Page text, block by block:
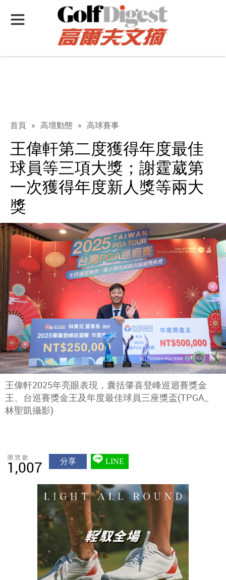
首頁 » 高壇動態 » 高球賽事
王偉軒第二度獲得年度最佳
球員等三項大獎；謝霆葳第
一次獲得年度新人獎等兩大
獎
王偉軒2025年亮眼表現，囊括肇喜登峰巡迴賽獎金
王、台巡賽獎金王及年度最佳球員三座獎盃(TPGA_
林聖凱攝影)
瀏覽數
1,007 分享 LINE